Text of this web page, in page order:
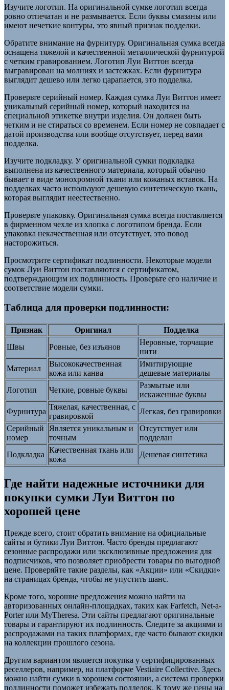
Изучите логотип. На оригинальной сумке логотип всегда
ровно отпечатан и не размывается. Если буквы смазаны или
имеют нечеткие контуры, это явный признак подделки.
Обратите внимание на фурнитуру. Оригинальная сумка всегда
оснащена тяжелой и качественной металлической фурнитурой
с четким гравированием. Логотип Луи Виттон всегда
выгравирован на молниях и застежках. Если фурнитура
выглядит дешево или легко царапается, это подделка.
Проверьте серийный номер. Каждая сумка Луи Виттон имеет
уникальный серийный номер, который находится на
специальной этикетке внутри изделия. Он должен быть
четким и не стираться со временем. Если номер не совпадает с
датой производства или вообще отсутствует, перед вами
подделка.
Изучите подкладку. У оригинальной сумки подкладка
выполнена из качественного материала, который обычно
бывает в виде монохромной ткани или кожаных вставок. На
подделках часто используют дешевую синтетическую ткань,
которая выглядит неестественно.
Проверьте упаковку. Оригинальная сумка всегда поставляется
в фирменном чехле из хлопка с логотипом бренда. Если
упаковка некачественная или отсутствует, это повод
насторожиться.
Просмотрите сертификат подлинности. Некоторые модели
сумок Луи Виттон поставляются с сертификатом,
подтверждающим их подлинность. Проверьте его наличие и
соответствие модели сумки.
Таблица для проверки подлинности:
Признак Оригинал
Подделка
Швы
Ровные, без изъянов
Неровные, торчащие
нити
Материал
Высококачественная
кожа или канва
Имитирующие
дешевые материалы
Логотип
Четкие, ровные буквы
Размытые или
искаженные буквы
Фурнитура
Тяжелая, качественная, с
гравировкой
Легкая, без гравировки
Серийный
номер
Является уникальным и
точным
Отсутствует или
подделан
Подкладка
Качественная ткань или
кожа
Дешевая синтетика
Где найти надежные источники для
покупки сумки Луи Виттон по
хорошей цене
Прежде всего, стоит обратить внимание на официальные
сайты и бутики Луи Виттон. Часто бренды предлагают
сезонные распродажи или эксклюзивные предложения для
подписчиков, что позволяет приобрести товары по выгодной
цене. Проверяйте такие разделы, как «Акции» или «Скидки»
на страницах бренда, чтобы не упустить шанс.
Кроме того, хорошие предложения можно найти на
авторизованных онлайн-площадках, таких как Farfetch, Net-a-
Porter или MyTheresa. Эти сайты предлагают оригинальные
товары и гарантируют их подлинность. Следите за акциями и
распродажами на таких платформах, где часто бывают скидки
на коллекции прошлого сезона.
Другим вариантом является покупка у сертифицированных
реселлеров, например, на платформе Vestiaire Collective. Здесь
можно найти сумки в хорошем состоянии, а система проверки
подлинности поможет избежать подделок. К тому же цены на